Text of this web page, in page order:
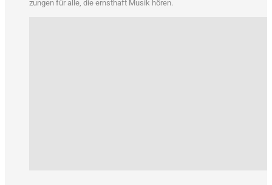
zun­gen für alle, die ernst­haft Musik hören.